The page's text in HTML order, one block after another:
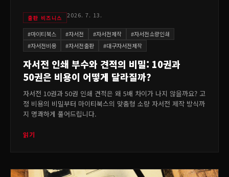
출판 비즈니스 2026. 7. 13.
#마이티북스 #자서전 #자서전제작 #자서전소량인쇄
#자서전비용 #자서전출판 #대구자서전제작
자서전 인쇄 부수와 견적의 비밀: 10권과
50권은 비용이 어떻게 달라질까?
자서전 10권과 50권 인쇄 견적은 왜 5배 차이가 나지 않을까요? 고
정 비용의 비밀부터 마이티북스의 맞춤형 소량 자서전 제작 방식까
지 명쾌하게 풀어드립니다.
읽기